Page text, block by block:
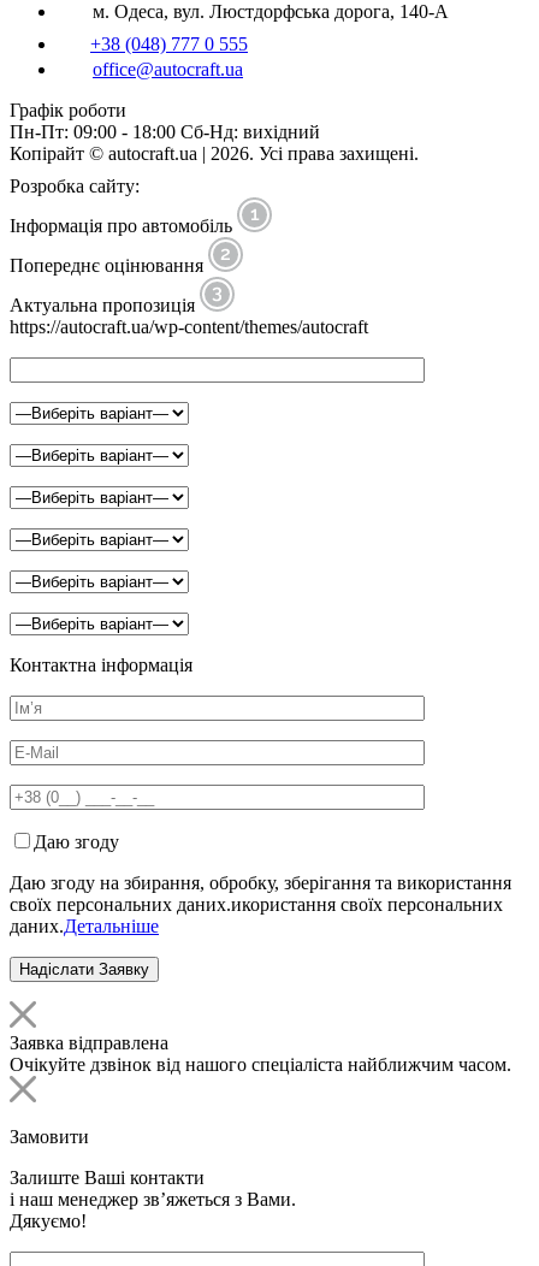
м. Одеса, вул. Люстдорфська дорога, 140-А
+38 (048) 777 0 555
office@autocraft.ua
Графік роботи
Пн-Пт: 09:00 - 18:00 Сб-Нд: вихідний
Копірайт © autocraft.ua | 2026. Усі права захищені.
Розробка сайту:
Інформація про автомобіль
Попереднє оцінювання
Актуальна пропозиція
https://autocraft.ua/wp-content/themes/autocraft
Контактна інформація
Даю згоду
Даю згоду на збирання, обробку, зберігання та використання
своїх персональних даних.икористання своїх персональних
даних.Детальніше
Заявка відправлена
Очікуйте дзвінок від нашого спеціаліста найближчим часом.
Замовити
Залиште Ваші контакти
і наш менеджер зв’яжеться з Вами.
Дякуємо!